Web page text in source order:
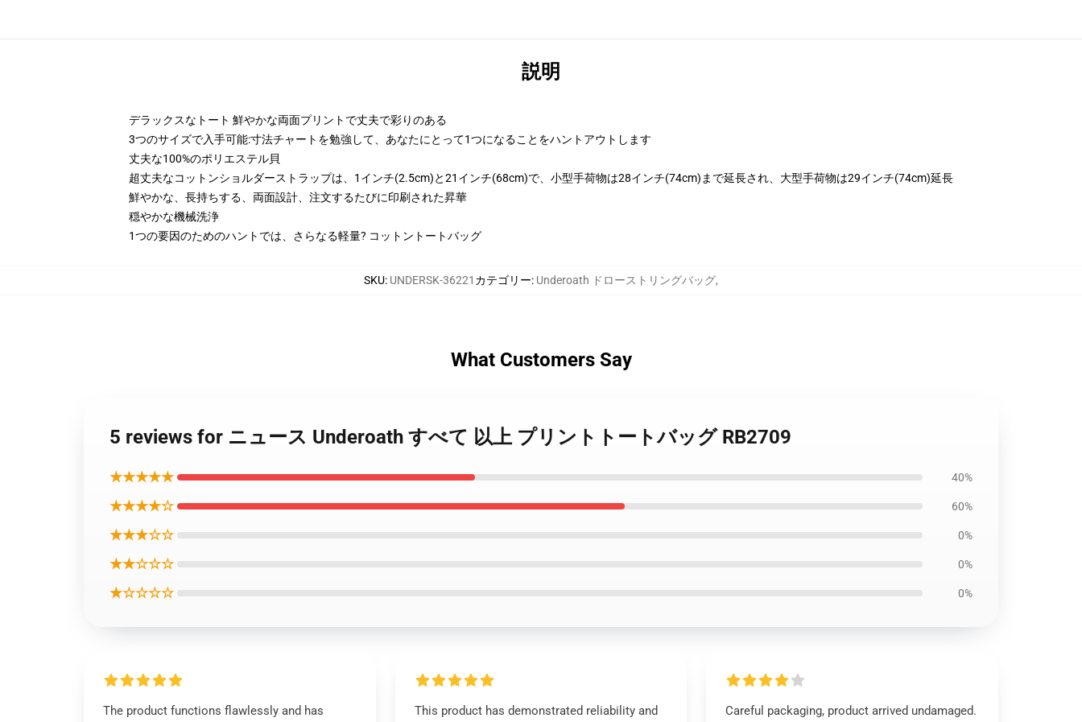
説明
デラックスなトート 鮮やかな両面プリントで丈夫で彩りのある
3つのサイズで入手可能:寸法チャートを勉強して、あなたにとって1つになることをハントアウトします
丈夫な100%のポリエステル貝
超丈夫なコットンショルダーストラップは、1インチ(2.5cm)と21インチ(68cm)で、小型手荷物は28インチ(74cm)まで延長され、大型手荷物は29インチ(74cm)延長
鮮やかな、長持ちする、両面設計、注文するたびに印刷された昇華
穏やかな機械洗浄
1つの要因のためのハントでは、さらなる軽量? コットントートバッグ
SKU: UNDERSK-36221 カテゴリー: Underoath ドローストリングバッグ,
What Customers Say
5 reviews for ニュース Underoath すべて 以上 プリントトートバッグ RB2709
★★★★★ 40%
★★★★☆ 60%
★★★☆☆ 0%
★★☆☆☆ 0%
★☆☆☆☆ 0%
The product functions flawlessly and has
This product has demonstrated reliability and
Careful packaging, product arrived undamaged.